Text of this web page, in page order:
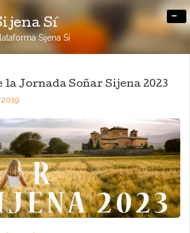
Sí
Sijena Sí
-
Jornada Soñar Sijena 2023